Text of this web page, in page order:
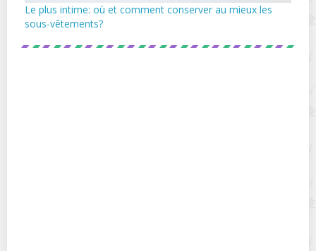
Le plus intime: où et comment conserver au mieux les
sous-vêtements?